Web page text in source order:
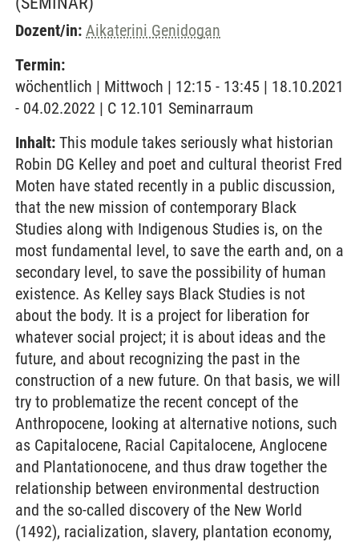
Dozent/in: Aikaterini Genidogan
Termin:
wöchentlich | Mittwoch | 12:15 - 13:45 | 18.10.2021
- 04.02.2022 | C 12.101 Seminarraum
Inhalt: This module takes seriously what historian
Robin DG Kelley and poet and cultural theorist Fred
Moten have stated recently in a public discussion,
that the new mission of contemporary Black
Studies along with Indigenous Studies is, on the
most fundamental level, to save the earth and, on a
secondary level, to save the possibility of human
existence. As Kelley says Black Studies is not
about the body. It is a project for liberation for
whatever social project; it is about ideas and the
future, and about recognizing the past in the
construction of a new future. On that basis, we will
try to problematize the recent concept of the
Anthropocene, looking at alternative notions, such
as Capitalocene, Racial Capitalocene, Anglocene
and Plantationocene, and thus draw together the
relationship between environmental destruction
and the so-called discovery of the New World
(1492), racialization, slavery, plantation economy,